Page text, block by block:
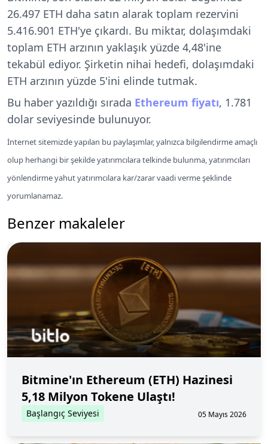
26.497 ETH daha satın alarak toplam rezervini
5.416.901 ETH'ye çıkardı. Bu miktar, dolaşımdaki
toplam ETH arzının yaklaşık yüzde 4,48'ine
tekabül ediyor. Şirketin nihai hedefi, dolaşımdaki
ETH arzının yüzde 5'ini elinde tutmak.
Bu haber yazıldığı sırada Ethereum fiyatı, 1.781
dolar seviyesinde bulunuyor.
İnternet sitemizde yapılan bu paylaşımlar, yalnızca bilgilendirme amaçlı
olup herhangi bir şekilde yatırımcılara telkinde bulunma, yatırımcıları
yönlendirme yahut yatırımcılara kar/zarar vaadi verme şeklinde
yorumlanamaz.
Benzer makaleler
Bitmine'ın Ethereum (ETH) Hazinesi
5,18 Milyon Tokene Ulaştı!
Başlangıç Seviyesi 05 Mayıs 2026